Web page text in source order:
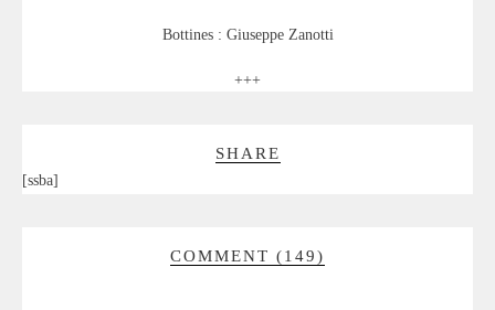
Bottines : Giuseppe Zanotti
+++
SHARE
[ssba]
COMMENT (149)